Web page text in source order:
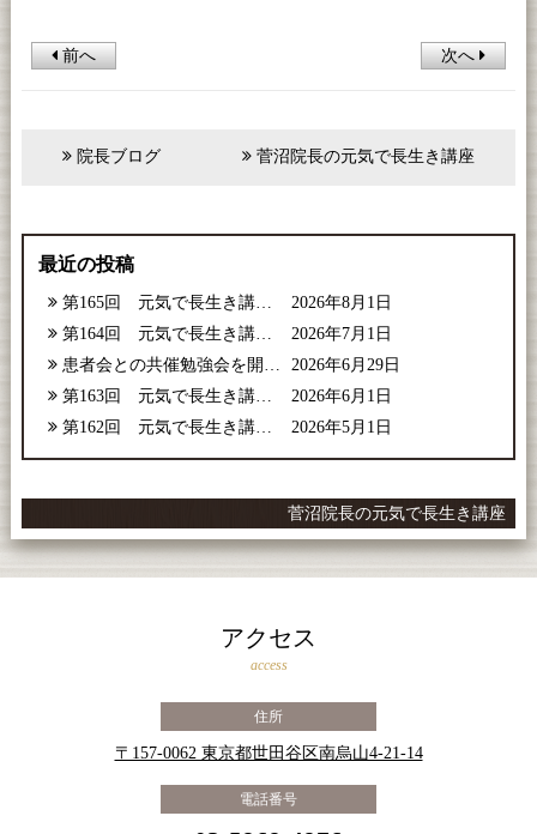
前へ 次へ
菅沼院長の元気で長生き講座
院長ブログ
最近の投稿
第165回 元気で長生き講座【2026年8月号】
2026年8月1日
第164回 元気で長生き講座【2026年7月号】
2026年7月1日
患者会との共催勉強会を開催しました
2026年6月29日
第163回 元気で長生き講座【2026年6月号】
2026年6月1日
第162回 元気で長生き講座【2026年5月号】
2026年5月1日
菅沼院長の元気で長生き講座
アクセス
access
住所
〒157-0062 東京都世田谷区南烏山4-21-14
電話番号